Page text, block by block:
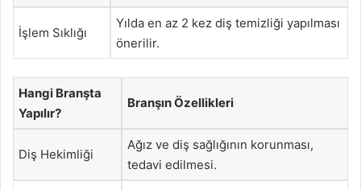
İşlem Sıklığı
Yılda en az 2 kez diş temizliği yapılması
önerilir.
Hangi Branşta
Yapılır?
Branşın Özellikleri
Diş Hekimliği
Ağız ve diş sağlığının korunması,
tedavi edilmesi.